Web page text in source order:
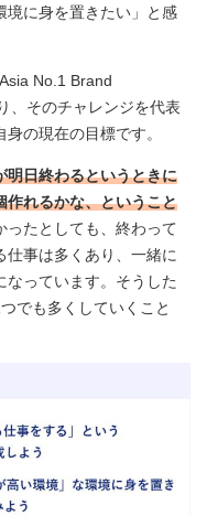
境に身を置きたい」と感
No.1 Brand
、そのチャレンジを代表
の現在の目標です。
明日終わるというときに
作れるかな、ということ
ったとしても、終わって
仕事は多くあり、一緒に
っています。そうした
でも多くしていくこと